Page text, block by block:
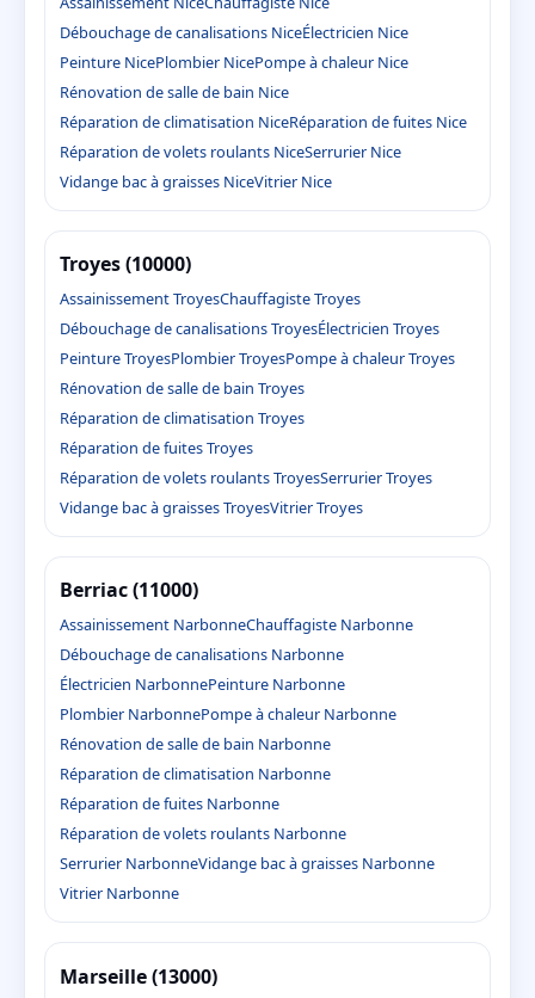
Débouchage de canalisations NiceÉlectricien Nice
Peinture NicePlombier NicePompe à chaleur Nice
Rénovation de salle de bain Nice
Réparation de climatisation NiceRéparation de fuites Nice
Réparation de volets roulants NiceSerrurier Nice
Vidange bac à graisses NiceVitrier Nice
Troyes (10000)
Assainissement TroyesChauffagiste Troyes
Débouchage de canalisations TroyesÉlectricien Troyes
Peinture TroyesPlombier TroyesPompe à chaleur Troyes
Rénovation de salle de bain Troyes
Réparation de climatisation Troyes
Réparation de fuites Troyes
Réparation de volets roulants TroyesSerrurier Troyes
Vidange bac à graisses TroyesVitrier Troyes
Berriac (11000)
Assainissement NarbonneChauffagiste Narbonne
Débouchage de canalisations Narbonne
Électricien NarbonnePeinture Narbonne
Plombier NarbonnePompe à chaleur Narbonne
Rénovation de salle de bain Narbonne
Réparation de climatisation Narbonne
Réparation de fuites Narbonne
Réparation de volets roulants Narbonne
Serrurier NarbonneVidange bac à graisses Narbonne
Vitrier Narbonne
Marseille (13000)